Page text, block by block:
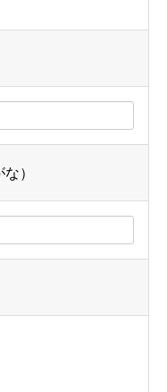
）